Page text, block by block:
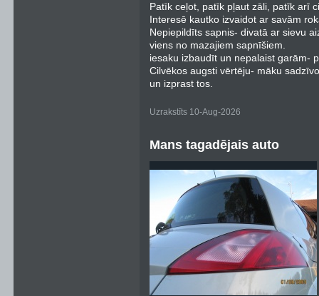
Patīk ceļot, patīk pļaut zāli, patīk arī
Interesē kautko izvaidot ar savām
Nepiepildīts sapnis- divatā ar sievu
viens no mazajiem sapnīšiem.
iesaku izbaudīt un nepalaist garām-
Cilvēkos augsti vērtēju- māku
un izprast tos.
Uzrakstīts 10-Aug-2026
Mans tagadējais auto